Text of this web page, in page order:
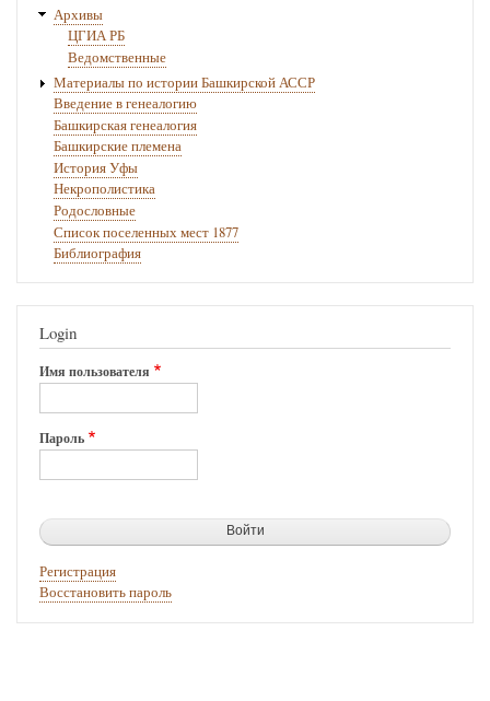
Архивы
ЦГИА РБ
Ведомственные
Материалы по истории Башкирской АССР
Введение в генеалогию
Башкирская генеалогия
Башкирские племена
История Уфы
Некрополистика
Родословные
Список поселенных мест 1877
Библиография
Login
Имя пользователя
Пароль
Регистрация
Восстановить пароль